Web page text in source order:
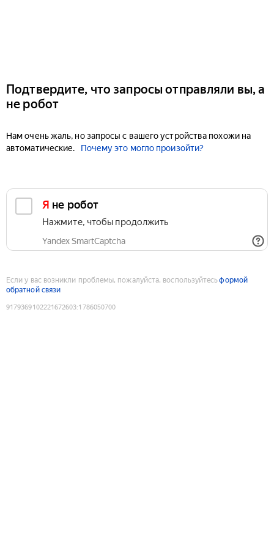
Подтвердите, что запросы отправляли вы, а
не робот
Нам очень жаль, но запросы с вашего устройства похожи на
автоматические.
Почему это могло произойти?
Я не робот
Нажмите, чтобы продолжить
Yandex SmartCaptcha
Если у вас возникли проблемы, пожалуйста, воспользуйтесьформой
обратной связи
9179369102221672603:1786050700